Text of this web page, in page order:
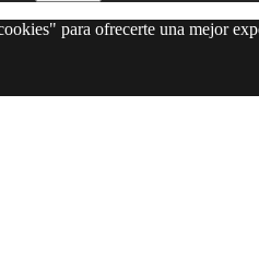
para ofrecerte una mejor